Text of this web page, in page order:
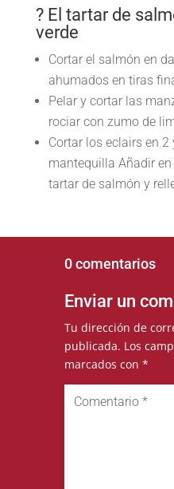
? El tartar de
verde
Cortar el salmón en
ahumados en tiras
Pelar y cortar las
rociar con zumo de
Cortar los eclairs en
mantequilla Añadir
tartar de salmón y
0 comentarios
Enviar un
Tu dirección de
publicada. Los
marcados con *